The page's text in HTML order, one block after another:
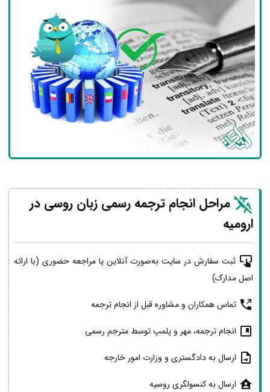
مراحل انجام ترجمه رسمی زبان روسی در
ارومیه
ثبت سفارش در سایت به‌صورت آنلاین یا مراجعه حضوری (با ارائه
اصل مدارک)
تماس همکاران و مشاوره قبل از انجام ترجمه
انجام ترجمه، مهر و پلمپ توسط مترجم رسمی
ارسال به دادگستری و وزارت امور خارجه
ارسال به کنسولگری روسیه